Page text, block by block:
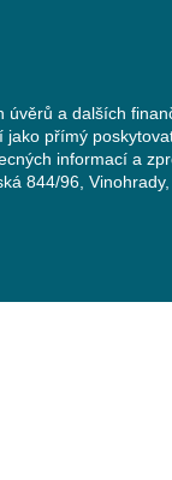
a dalších
přímý
informací a
844/96,